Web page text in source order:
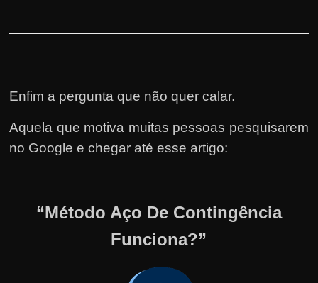
Enfim a pergunta que não quer calar.
Aquela que motiva muitas pessoas pesquisarem
no Google e chegar até esse artigo:
“Método Aço De Contingência
Funciona?”